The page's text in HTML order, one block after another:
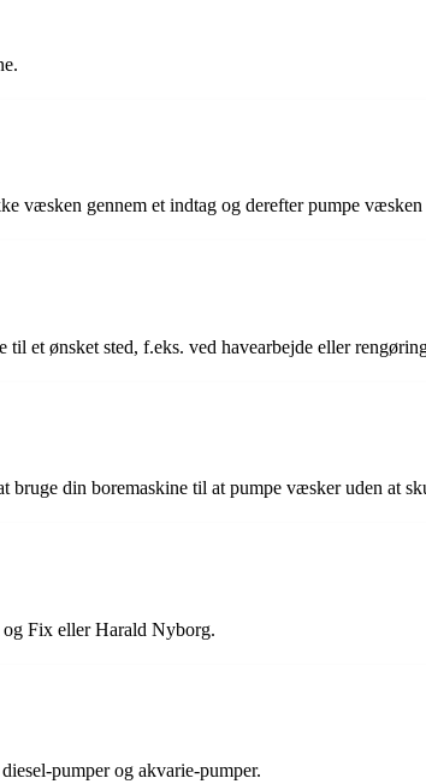
væsken gennem et indtag og derefter pumpe
et ønsket sted, f.eks. ved havearbejde eller
din boremaskine til at pumpe væsker uden at
og Fix eller Harald Nyborg.
pumper og akvarie-pumper.